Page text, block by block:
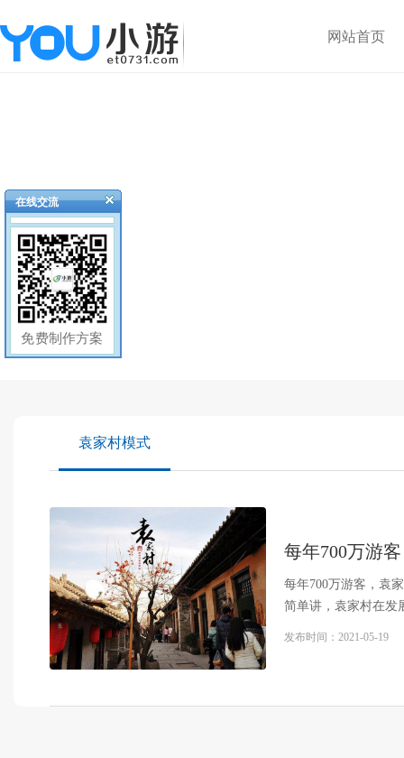
网站首页
袁家村模式
每年700万游
每年700万游客，袁
简单讲，袁家村在发
发布时间： 2021-05-19
在线交流
免费制作方案